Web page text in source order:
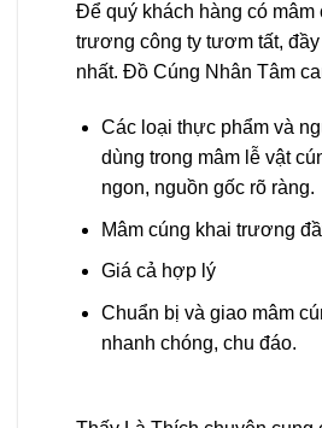
Để quý khách hàng có mâm
trương công ty tươm tất,
nhất. Đồ Cúng Nhân Tâm
Các loại thực phẩm và
dùng trong mâm lễ vật
ngon, nguồn gốc rõ ràng.
Mâm cúng khai trương
Giá cả hợp lý
Chuẩn bị và giao mâm
nhanh chóng, chu đáo.